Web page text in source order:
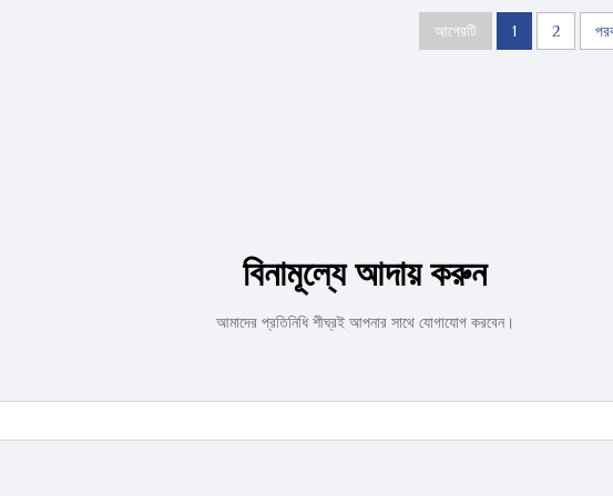
আগেরটি 1 2
বিনামূল্যে আদায় করুন
আমাদের প্রতিনিধি শীঘ্রই আপনার সাথে যোগাযোগ করবেন।